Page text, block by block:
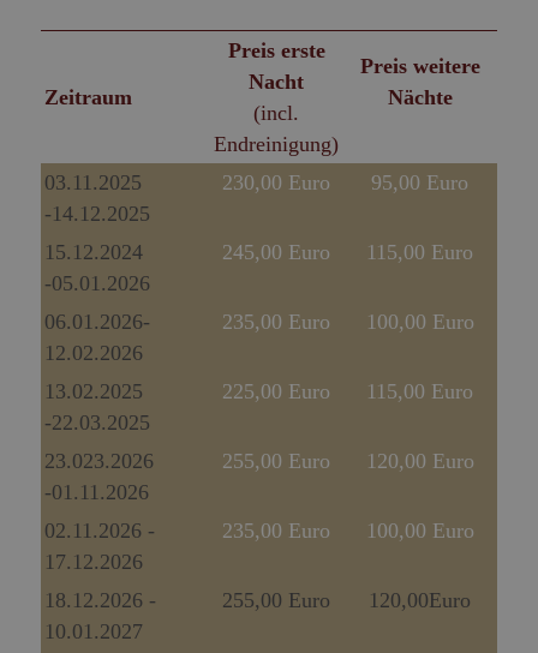
Zeitraum
Preis erste
Nacht
(incl.
Endreinigung)
Preis weitere
Nächte
03.11.2025
-14.12.2025
230,00 Euro 95,00 Euro
15.12.2024
-05.01.2026
245,00 Euro 115,00 Euro
06.01.2026-
12.02.2026
235,00 Euro 100,00 Euro
13.02.2025
-22.03.2025
225,00 Euro 115,00 Euro
23.023.2026
-01.11.2026
255,00 Euro 120,00 Euro
02.11.2026 -
17.12.2026
235,00 Euro 100,00 Euro
18.12.2026 -
10.01.2027
255,00 Euro 120,00Euro